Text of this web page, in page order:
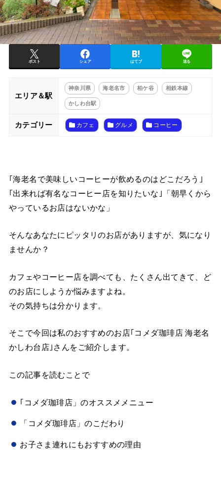
ポスト シェア はてブ 送る
エリア＆駅
神奈川県 海老名市 柏ケ谷 相鉄本線
かしわ台駅
カテゴリー カフェ グルメ コーヒー
｢海老名で美味しいコーヒーが飲めるのはどこだろう｣
｢出来れば有名なコーヒー店を知りたいな｣「朝早くから
やっているお店はないかな」
そんなあなたにピッタリのお店がありますが、気になり
ませんか？
カフェやコーヒー店を調べても、たくさん出てきて、ど
のお店にしようか悩みますよね。
その気持ちは分かります。
そこで今回は私のおすすめのお店｢コメダ珈琲店 海老名
かしわ台店｣さんをご紹介します。
この記事を読むことで
｢コメダ珈琲店」のオススメメニュー
「コメダ珈琲店」のこだわり
お子さま連れにもおすすめの理由